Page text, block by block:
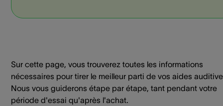
Sur cette page, vous trouverez toutes les informations
nécessaires pour tirer le meilleur parti de vos aides
Nous vous guiderons étape par étape, tant pendant votre
période d'essai qu'après l'achat.